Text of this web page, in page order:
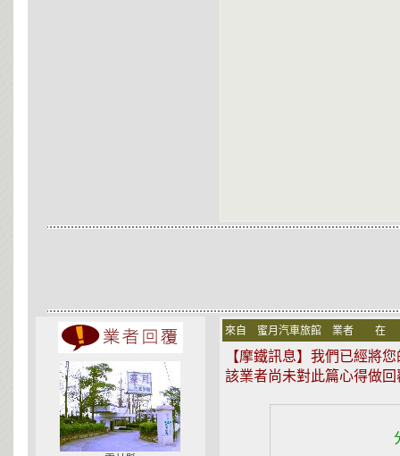
來自 蜜月汽車旅館 業者 在
【摩鐵訊息】我們已經將
該業者尚未對此篇心得做回